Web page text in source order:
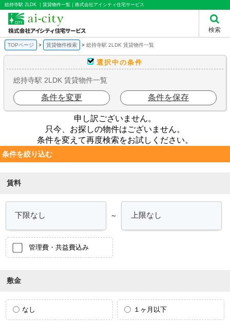
総持寺駅 2LDK ｜賃貸物件一覧｜株式会社アイシティ住宅サービス
検索
TOPページ 賃貸物件検索 総持寺駅 2LDK 賃貸物件一覧
選択中の条件
総持寺駅 2LDK 賃貸物件一覧
条件を変更 条件を保存
申し訳ございません。
只今、お探しの物件はございません。
条件を変えて再度検索をお試しください。
条件を絞り込む
賃料
～
管理費・共益費込み
敷金
なし １ヶ月以下